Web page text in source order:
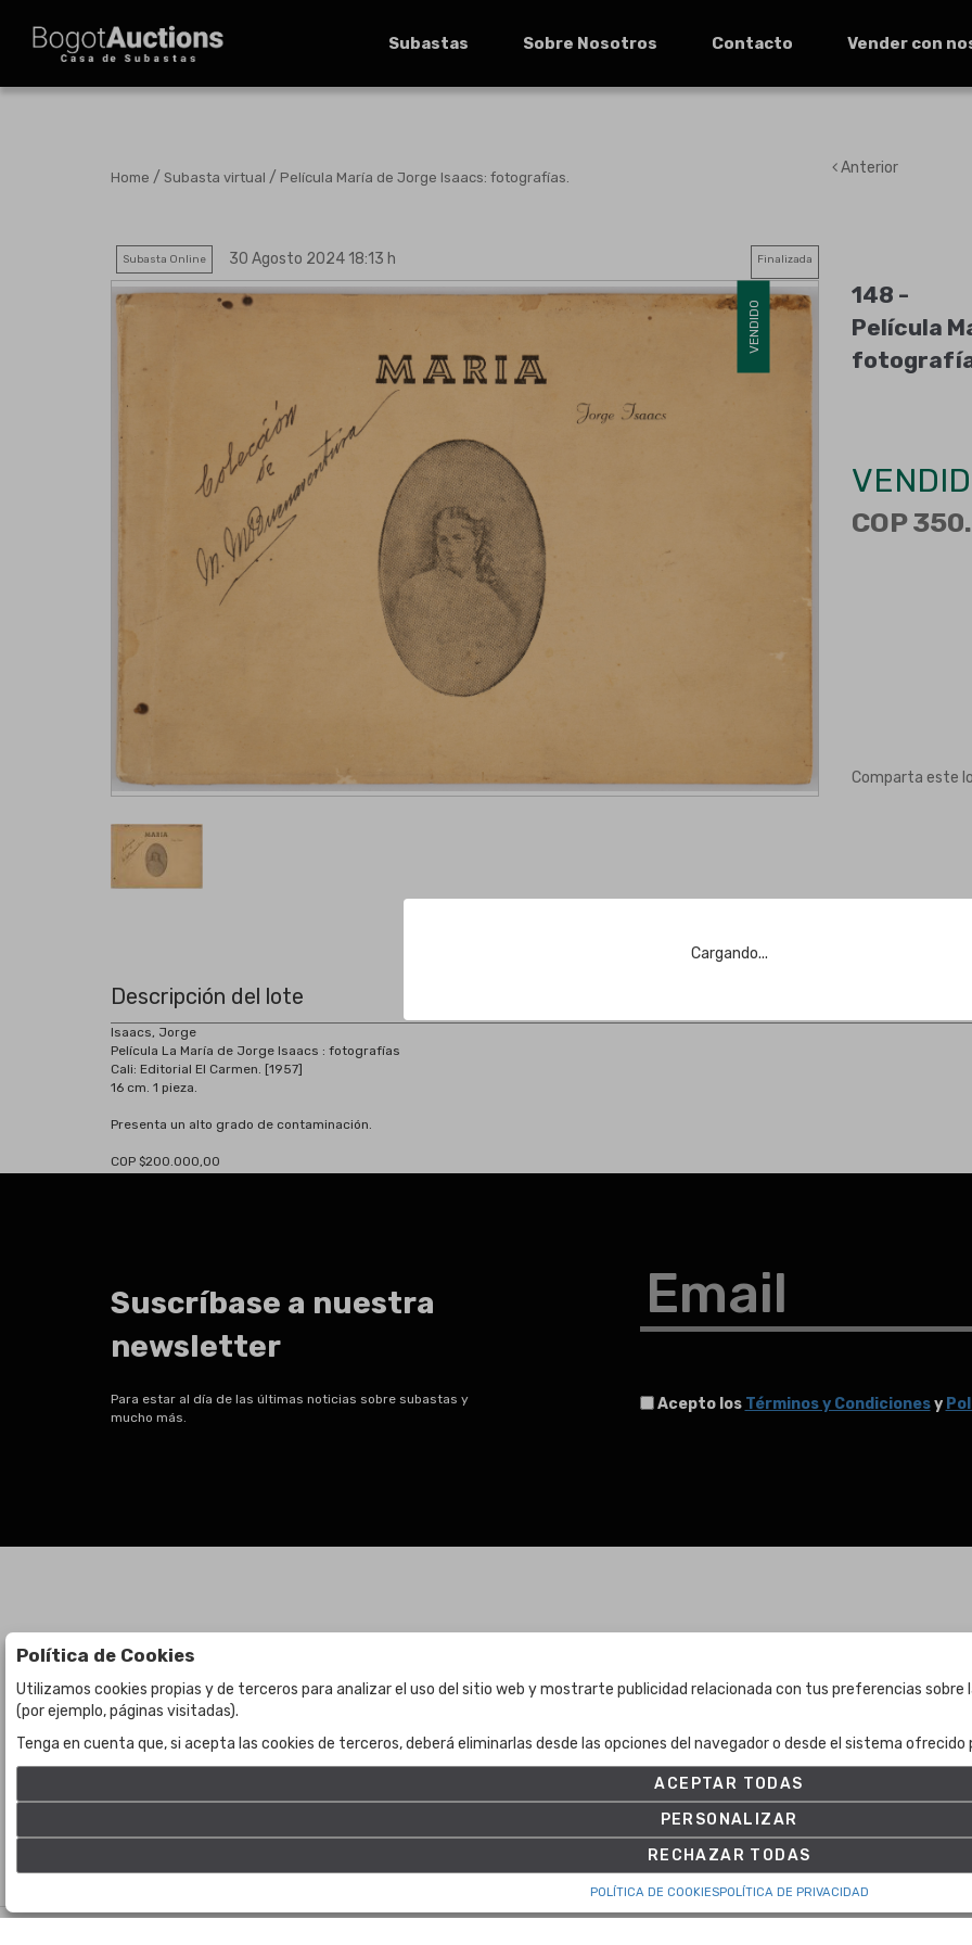
Cargando...
Subastas Sobre Nosotros Contacto Vender con
Home / Subasta virtual / Película María de Jorge Isaacs: fotografías.
Anterior
Subasta Online 30 Agosto 2024 18:13 h Finalizada
VENDIDO
148 -
Película
COP
Comparta este
Descripción del lote
Isaacs, Jorge
Película La María de Jorge Isaacs : fotografías
Cali: Editorial El Carmen. [1957]
16 cm. 1 pieza.
Presenta un alto grado de contaminación.
COP $200.000,00
Suscríbase a nuestra
newsletter
Para estar al día de las últimas noticias sobre subastas y
mucho más.
Email
Acepto los Términos y Condicionesy
Subastas
Subasta en curso
Subastas anteriores
La empresa
Contacto
Términos y condiciones
Política de Privacidad
Política de cookies
Ajuste de Cookies
Política de Cookies
Utilizamos cookies propias y de terceros para analizar el uso del sitio web y mostrarte publicidad relacionada con tus preferencias
(por ejemplo, páginas visitadas).
Tenga en cuenta que, si acepta las cookies de terceros, deberá eliminarlas desde las opciones del navegador o desde el sistema ofrecido
ACEPTAR TODAS
PERSONALIZAR
RECHAZAR TODAS
POLÍTICA DE COOKIESPOLÍTICA DE PRIVACIDAD